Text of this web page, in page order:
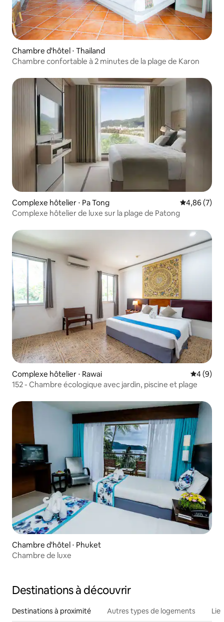
Chambre d'hôtel ⋅ Thailand
Chambre confortable à 2 minutes de la plage de Karon
Complexe hôtelier ⋅ Pa Tong Évaluation
4,86 (7)
Complexe hôtelier de luxe sur la plage de Patong
Complexe hôtelier ⋅ Rawai
4 (9)
152 - Chambre écologique avec jardin, piscine et plage
Chambre d'hôtel ⋅ Phuket
Chambre de luxe
Destinations à découvrir
Destinations à proximité Autres types de logements